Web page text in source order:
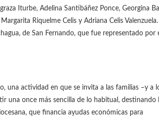
Iturbe, Adelina Santibáñez Ponce, Georgina
Riquelme Celis y Adriana Celis Valenzuela.
de San Fernando, que fue representado por
una actividad en que se invita a las familias –y a
una once más sencilla de lo habitual, destinando
que financia ayudas económicas para